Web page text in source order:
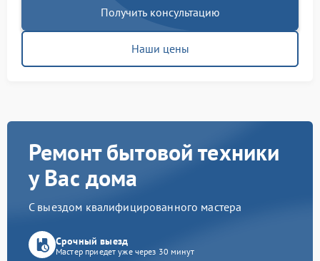
Получить консультацию
Наши цены
Ремонт бытовой техники
у Вас дома
С выездом квалифицированного мастера
Срочный выезд
Мастер приедет уже через 30 минут